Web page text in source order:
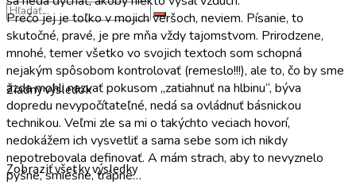
Žiadny výsledok
Zobraziť všetky výsledky
Prečo jej je toľko v mojich veršoch, neviem. Písanie, to
skutočné, pravé, je pre mňa vždy tajomstvom. Prirodzene,
mnohé, temer všetko vo svojich textoch som schopná
nejakým spôsobom kontrolovať (remeslo!!!), ale to, čo by sme
azda mohli nazvať pokusom „zatiahnuť na hlbinu“, býva
dopredu nevypočítateľné, nedá sa ovládnuť básnickou
technikou. Veľmi zle sa mi o takýchto veciach hovorí,
nedokážem ich vysvetliť a sama sebe som ich nikdy
nepotrebovala definovať. A mám strach, aby to nevyznelo
pyšne, smiešne, trápne…